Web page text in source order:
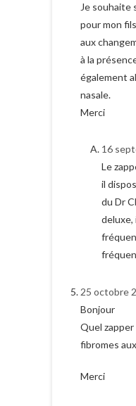
Je souhaite
pour mon
aux
à la
également
nasale.
Merci
16
Le
il
du Dr
deluxe,
25 octobre
Bonjour
Quel
fibromes
Merci